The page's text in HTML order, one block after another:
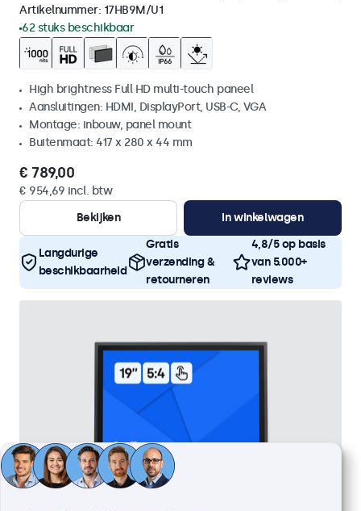
Artikelnummer: 17HB9M/U1
62 stuks beschikbaar
High brightness Full HD multi-touch paneel
Aansluitingen: HDMI, DisplayPort, USB-C, VGA
Montage: inbouw, panel mount
Buitenmaat: 417 x 280 x 44 mm
€ 789,00
€ 954,69 incl. btw
Bekijken
In winkelwagen
Langdurige
beschikbaarheid
Gratis
verzending &
retourneren
4,8/5 op basis
van 5.000+
reviews